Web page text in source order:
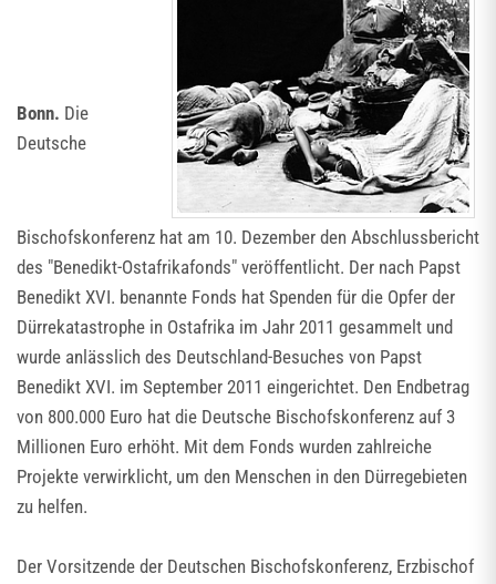
Bonn. Die
Deutsche
Bischofskonferenz hat am 10. Dezember den Abschlussbericht
des "Benedikt-Ostafrikafonds" veröffentlicht. Der nach Papst
Benedikt XVI. benannte Fonds hat Spenden für die Opfer der
Dürrekatastrophe in Ostafrika im Jahr 2011 gesammelt und
wurde anlässlich des Deutschland-Besuches von Papst
Benedikt XVI. im September 2011 eingerichtet. Den Endbetrag
von 800.000 Euro hat die Deutsche Bischofskonferenz auf 3
Millionen Euro erhöht. Mit dem Fonds wurden zahlreiche
Projekte verwirklicht, um den Menschen in den Dürregebieten
zu helfen.
Der Vorsitzende der Deutschen Bischofskonferenz, Erzbischof